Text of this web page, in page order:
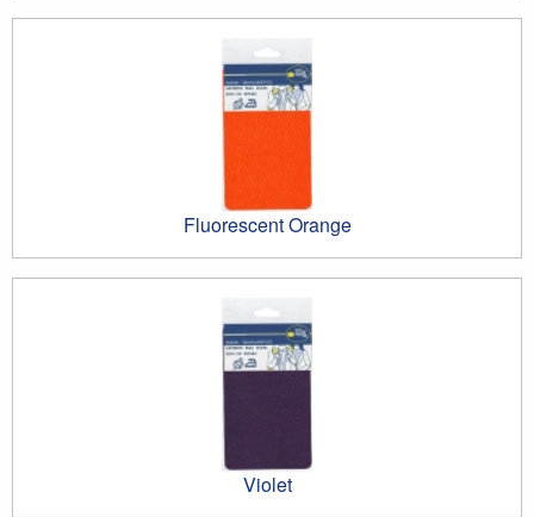
Fluorescent Orange
Violet